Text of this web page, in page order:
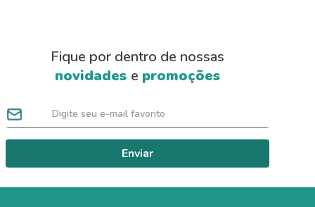
Fique por dentro de nossas
novidades e promoções
Enviar